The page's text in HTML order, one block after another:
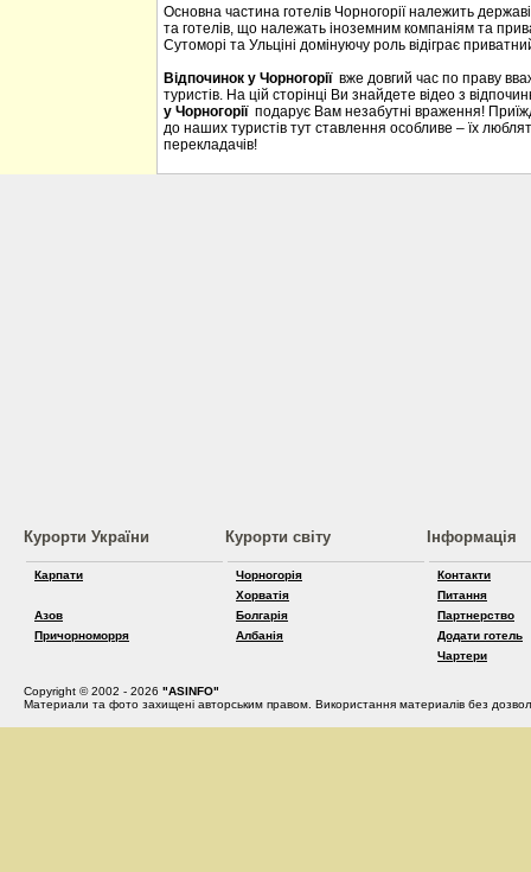
Основна частина готелів Чорногорії належить
та готелів, що належать іноземним компаніям та
Сутоморі та Ульціні домінуючу роль відіграє
Відпочинок у Чорногорії вже довгий час по праву
туристів. На цій сторінці Ви знайдете відео з
у Чорногоріїподарує Вам незабутні враження!
до наших туристів тут ставлення особливе – їх
перекладачів!
Курорти України
Карпати
Азов
Причорноморря
Курорти світу
Чорногорія
Хорватія
Болгарія
Албанія
Інформація
Контакти
Питання
Партнерство
Додати готель
Чартери
Copyright © 2002 - 2026 "ASINFO"
Материали та фото захищені авторським правом. Використання материалів без